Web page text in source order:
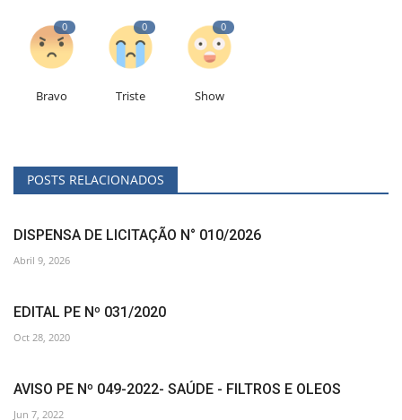
0
Bravo
0
Triste
0
Show
POSTS RELACIONADOS
DISPENSA DE LICITAÇÃO N° 010/2026
Abril 9, 2026
EDITAL PE Nº 031/2020
Oct 28, 2020
AVISO PE Nº 049-2022- SAÚDE - FILTROS E OLEOS
Jun 7, 2022